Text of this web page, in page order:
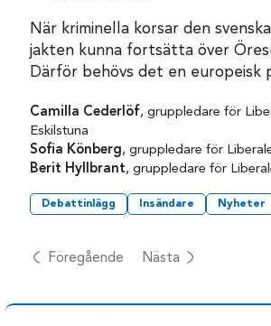
När kriminella korsar den
jakten kunna fortsätta över
Därför behövs det en europeisk
Camilla Cederlöf, gruppledare för
Eskilstuna
Sofia Könberg, gruppledare för
Berit Hyllbrant, gruppledare för
Debattinlägg Insändare Nyheter
Föregående Nästa